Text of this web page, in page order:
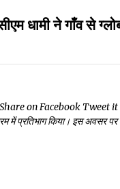
ने गाँव से
on Facebook Tweet it
में प्रतिभाग किया। इस अवसर